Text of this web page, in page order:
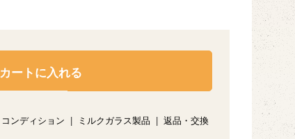
カートに入れる
コンディション ミルクガラス製品 返品・交換